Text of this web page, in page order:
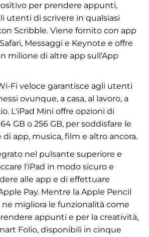
per prendere appunti,
utenti di scrivere in qualsiasi
Scribble. Viene fornito con app
Messaggi e Keynote e offre
milione di altre app sull'App
Fi veloce garantisce agli utenti
ovunque, a casa, al lavoro, a
L'iPad Mini offre opzioni di
GB o 256 GB, per soddisfare le
app, musica, film e altro ancora.
nel pulsante superiore e
l'iPad in modo sicuro e
alle app e di effettuare
Pay. Mentre la Apple Pencil
ne migliora le funzionalità come
appunti e per la creatività,
Folio, disponibili in cinque